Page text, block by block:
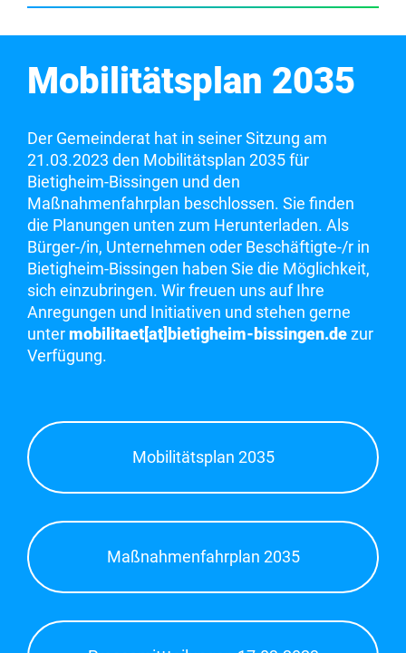
Mobilitätsplan 2035
Der Gemeinderat hat in seiner Sitzung am
21.03.2023 den Mobilitätsplan 2035 für
Bietigheim-Bissingen und den
Maßnahmenfahrplan beschlossen. Sie finden
die Planungen unten zum Herunterladen. Als
Bürger-/in, Unternehmen oder Beschäftigte-/r in
Bietigheim-Bissingen haben Sie die Möglichkeit,
sich einzubringen. Wir freuen uns auf Ihre
Anregungen und Initiativen und stehen gerne
untermobilitaet[at]bietigheim-bissingen.dezur
Verfügung.
Mobilitätsplan 2035
Maßnahmenfahrplan 2035